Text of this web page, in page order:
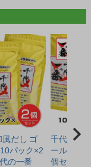
風だし ゴ
パック×2
の一番
千代の一
ールド 10
個セット -